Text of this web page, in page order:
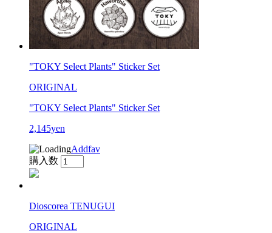
"TOKY Select Plants" Sticker Set
ORIGINAL
"TOKY Select Plants" Sticker Set
2,145yen
Addfav
購入数
Dioscorea TENUGUI
ORIGINAL